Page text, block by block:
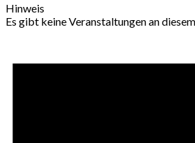
Hinweis
Es gibt keine Veranstaltungen an